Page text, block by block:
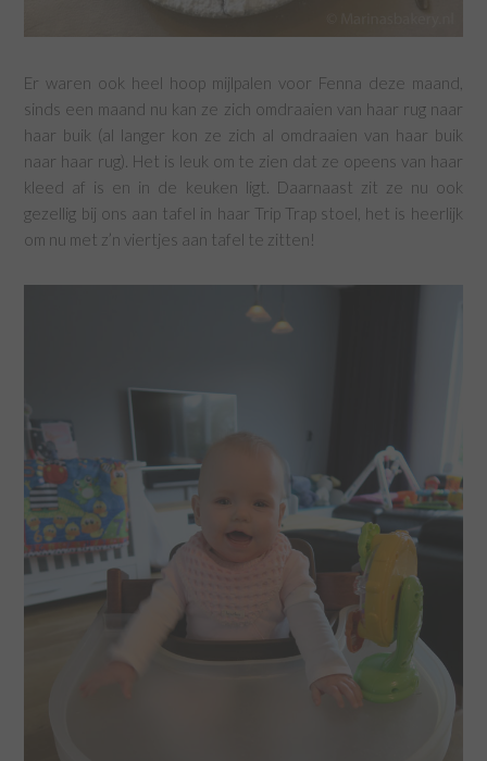
Er waren ook heel hoop mijlpalen voor Fenna deze maand,
sinds een maand nu kan ze zich omdraaien van haar rug naar
haar buik (al langer kon ze zich al omdraaien van haar buik
naar haar rug). Het is leuk om te zien dat ze opeens van haar
kleed af is en in de keuken ligt. Daarnaast zit ze nu ook
gezellig bij ons aan tafel in haar Trip Trap stoel, het is heerlijk
om nu met z’n viertjes aan tafel te zitten!